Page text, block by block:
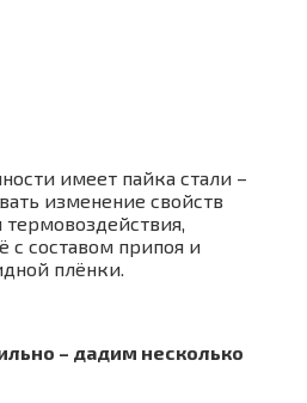
имеет пайка стали –
изменение свойств
с составом припоя и
плёнки.
– дадим несколько